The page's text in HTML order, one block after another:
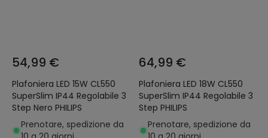
54,99 €
Plafoniera LED 15W CL550
SuperSlim IP44 Regolabile 3
Step Nero PHILIPS
Prenotare, spedizione da
64,99 €
Plafoniera LED 18W CL550
SuperSlim IP44 Regolabile 3
Step PHILIPS
Prenotare, spedizione da